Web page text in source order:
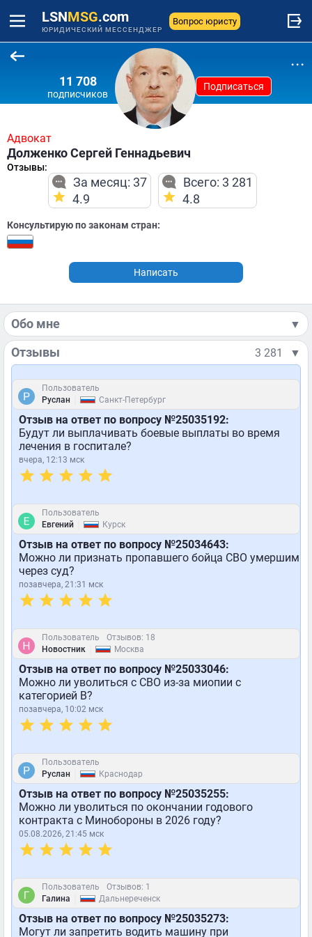
LSNMSG.com
ЮРИДИЧЕСКИЙ МЕССЕНДЖЕР
Вопрос юристу
11 708
подписчиков
Подписаться
...
Адвокат
Долженко Сергей Геннадьевич
Отзывы:
За месяц: 37
4.9
Всего: 3 281
4.8
Консультирую по законам стран:
Написать
Обо мне ▼
Отзывы 3 281 ▼
Пользователь
Руслан
Санкт-Петербург
Отзыв на ответ по вопросу №25035192:
Будут ли выплачивать боевые выплаты во время
лечения в госпитале?
вчера, 12:13 мск
Пользователь
Евгений
Курск
Отзыв на ответ по вопросу №25034643:
Можно ли признать пропавшего бойца СВО умершим
через суд?
позавчера, 21:31 мск
Пользователь
Отзывов: 18
Новостник
Москва
Отзыв на ответ по вопросу №25033046:
Можно ли уволиться с СВО из-за миопии с
категорией В?
позавчера, 10:02 мск
Пользователь
Руслан
Краснодар
Отзыв на ответ по вопросу №25035255:
Можно ли уволиться по окончании годового
контракта с Минобороны в 2026 году?
05.08.2026, 21:45 мск
Пользователь
Отзывов: 1
Галина
Дальнереченск
Отзыв на ответ по вопросу №25035273:
Могут ли запретить водить машину при